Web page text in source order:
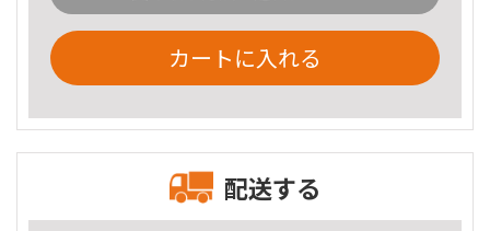
カートに入れる
配送する